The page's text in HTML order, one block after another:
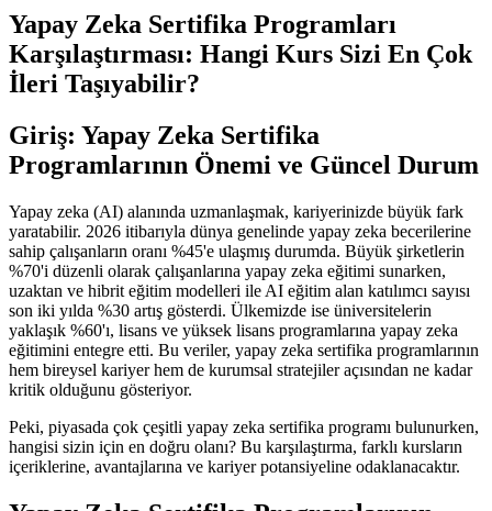
Yapay Zeka Sertifika Programları
Karşılaştırması: Hangi Kurs Sizi En Çok
İleri Taşıyabilir?
Giriş: Yapay Zeka Sertifika
Programlarının Önemi ve Güncel Durum
Yapay zeka (AI) alanında uzmanlaşmak, kariyerinizde büyük fark
yaratabilir. 2026 itibarıyla dünya genelinde yapay zeka becerilerine
sahip çalışanların oranı %45'e ulaşmış durumda. Büyük şirketlerin
%70'i düzenli olarak çalışanlarına yapay zeka eğitimi sunarken,
uzaktan ve hibrit eğitim modelleri ile AI eğitim alan katılımcı sayısı
son iki yılda %30 artış gösterdi. Ülkemizde ise üniversitelerin
yaklaşık %60'ı, lisans ve yüksek lisans programlarına yapay zeka
eğitimini entegre etti. Bu veriler, yapay zeka sertifika programlarının
hem bireysel kariyer hem de kurumsal stratejiler açısından ne kadar
kritik olduğunu gösteriyor.
Peki, piyasada çok çeşitli yapay zeka sertifika programı bulunurken,
hangisi sizin için en doğru olanı? Bu karşılaştırma, farklı kursların
içeriklerine, avantajlarına ve kariyer potansiyeline odaklanacaktır.